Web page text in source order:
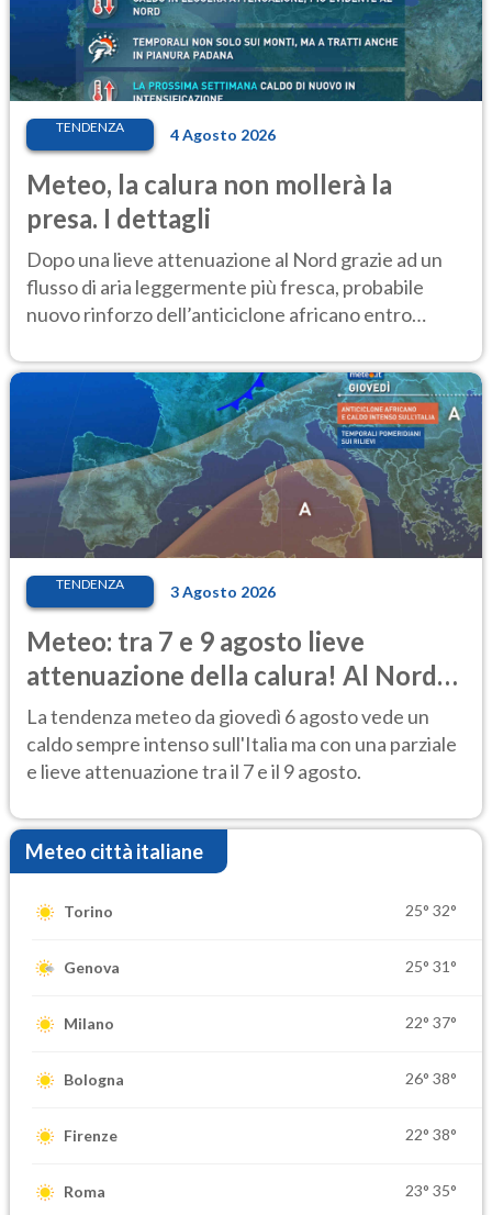
TENDENZA 4 Agosto 2026
Meteo, la calura non mollerà la
presa. I dettagli
Dopo una lieve attenuazione al Nord grazie ad un
flusso di aria leggermente più fresca, probabile
nuovo rinforzo dell’anticiclone africano entro
TENDENZA 3 Agosto 2026
Meteo: tra 7 e 9 agosto lieve
attenuazione della calura! Al Nord
rischio temporali
La tendenza meteo da giovedì 6 agosto vede un
caldo sempre intenso sull'Italia ma con una parziale
e lieve attenuazione tra il 7 e il 9 agosto.
Meteo città italiane
Torino 25° 32°
Genova 25° 31°
Milano 22° 37°
Bologna 26° 38°
Firenze 22° 38°
Roma 23° 35°